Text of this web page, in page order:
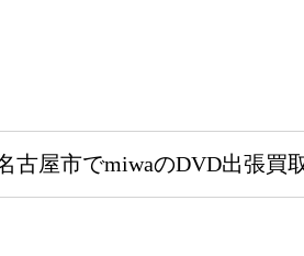
古屋市でmiwaのDVD出張買